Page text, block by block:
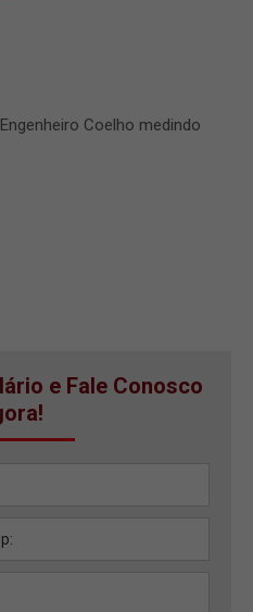
Coelho medindo
e Fale Conosco